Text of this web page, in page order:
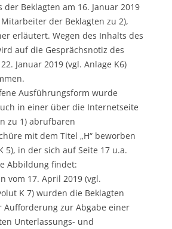
der Beklagten am 16. Januar 2019
der Beklagten zu 2),
erläutert. Wegen des Inhalts des
auf die Gesprächsnotiz des
Januar 2019 (vgl. Anlage K6)
Ausführungsform wurde
in einer über die Internetseite
zu 1) abrufbaren
mit dem Titel „H“ beworben
5), in der sich auf Seite 17 u.a.
Abbildung findet:
vom 17. April 2019 (vgl.
K 7) wurden die Beklagten
Aufforderung zur Abgabe einer
Unterlassungs- und